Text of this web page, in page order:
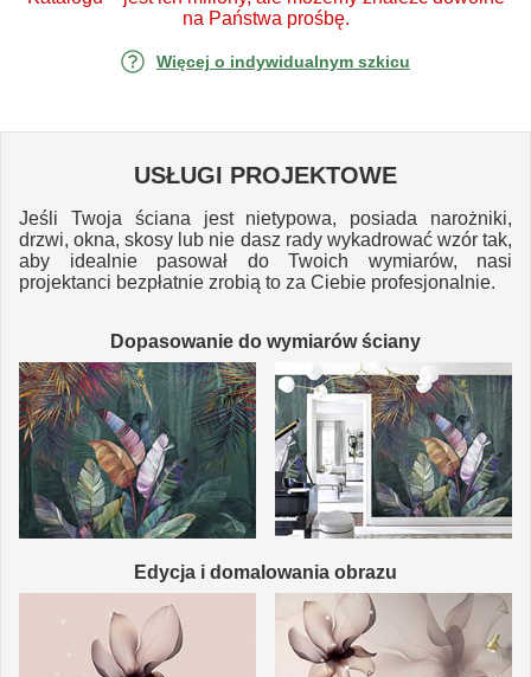
na Państwa prośbę.
Więcej o indywidualnym szkicu
USŁUGI PROJEKTOWE
Jeśli Twoja ściana jest nietypowa, posiada narożniki,
drzwi, okna, skosy lub nie dasz rady wykadrować wzór tak,
aby idealnie pasował do Twoich wymiarów, nasi
projektanci bezpłatnie zrobią to za Ciebie profesjonalnie.
Dopasowanie do wymiarów ściany
Edycja i domalowania obrazu